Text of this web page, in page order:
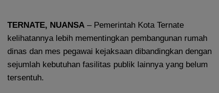
TERNATE, NUANSA – Pemerintah Kota Ternate
kelihatannya lebih mementingkan pembangunan rumah
dinas dan mes pegawai kejaksaan dibandingkan dengan
sejumlah kebutuhan fasilitas publik lainnya yang belum
tersentuh.